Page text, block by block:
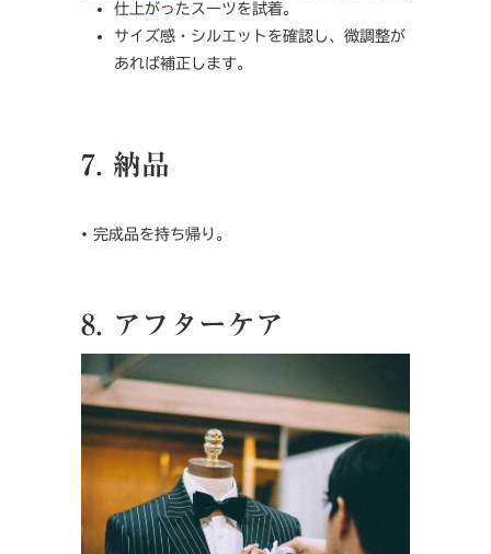
仕上がったスーツを試着。
サイズ感・シルエットを確認し、微調整が
あれば補正します。
7. 納品
• 完成品を持ち帰り。
8. アフターケア